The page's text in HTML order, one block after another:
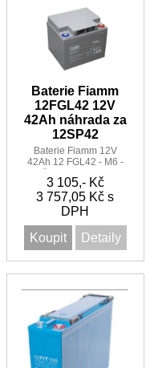
Baterie Fiamm
12FGL42 12V
42Ah náhrada za
12SP42
Baterie Fiamm 12V
42Ah 12 FGL42 - M6 -
životnost 10 let
3 105,- Kč
3 757,05 Kč s
DPH
Koupit
Detaily